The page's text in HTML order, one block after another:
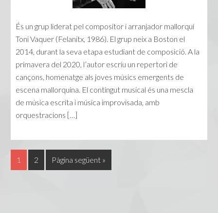
És un grup liderat pel compositor i arranjador mallorquí
Toni Vaquer (Felanitx, 1986). El grup neix a Boston el
2014, durant la seva etapa estudiant de composició. A la
primavera del 2020, l’autor escriu un repertori de
cançons, homenatge als joves músics emergents de
escena mallorquina. El contingut musical és una mescla
de música escrita i música improvisada, amb
orquestracions […]
1 2 Pàgina següent »